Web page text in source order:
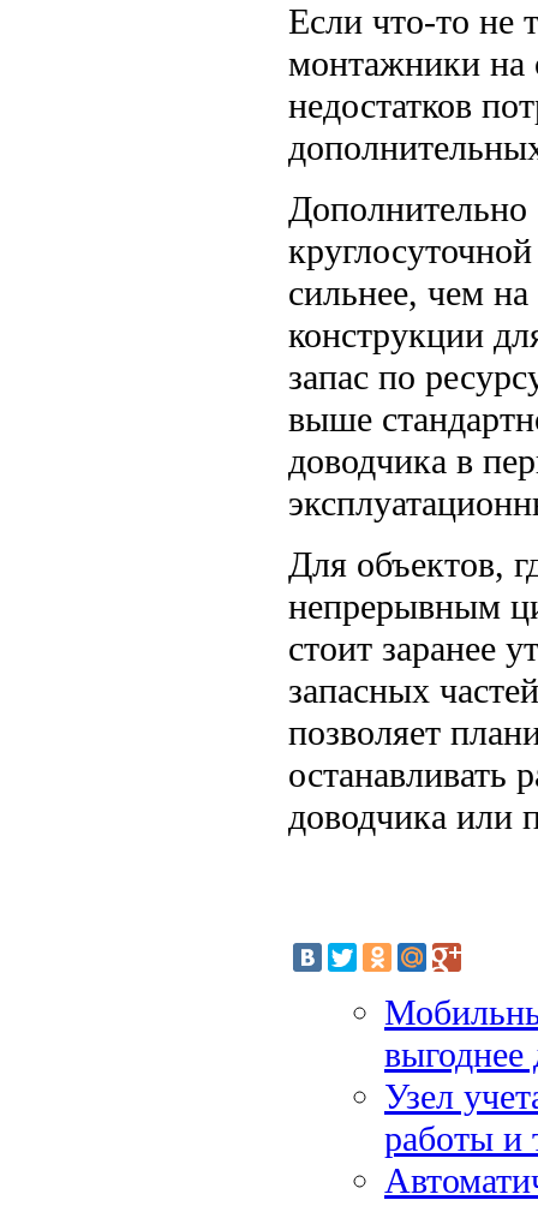
Если что-то не
монтажники на
недостатков
Дополнительно
сильнее, чем
конструкции
запас по
выше
доводчика в
Для объектов,
непрерывным
стоит заранее
запасных
позволяет
останавливать
доводчика или
выгоднее
Узел
работы и